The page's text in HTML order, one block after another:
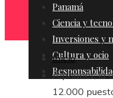
Panamá
Ciencia y
Inversiones y
Cultura y ocio
Inicio
Alphabet, la
12.000